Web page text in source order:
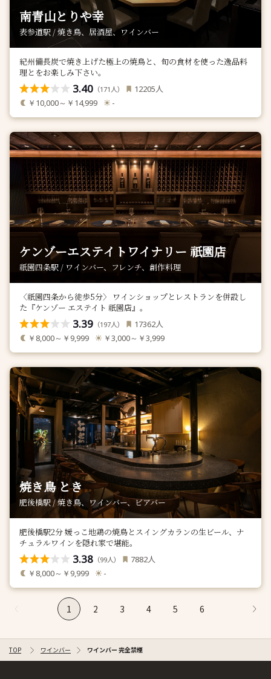
南青山とりや幸
表参道駅 / 焼き鳥、居酒屋、ワインバー
紀州備長炭で焼き上げた極上の焼鳥と、旬の食材を使った逸品料
理とをお楽しみ下さい。
3.40 （171 人） 12205人
￥10,000～￥14,999 -
ケンゾーエステイトワイナリー 祇園店
祇園四条駅 / ワインバー、フレンチ、創作料理
〈祇園四条から徒歩5分〉 ワインショップとレストランを併設し
た『ケンゾー エステイト 祇園店』。
3.39 （197人） 17362人
￥8,000～￥9,999 ￥3,000～￥3,999
焼き鳥 とき
肥後橋駅 / 焼き鳥、ワインバー、ビアバー
肥後橋駅2分 媛っこ地鶏の焼鳥とスイングカランの生ビール、ナ
チュラルワインを隠れ家で堪能。
3.38 （99人） 7882人
￥8,000～￥9,999 -
1 2 3 4 5 6
TOP ワインバー ワインバー 完全禁煙